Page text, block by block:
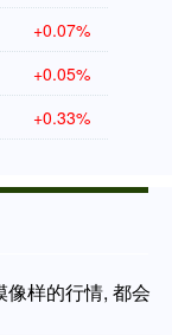
+0.07%
+0.05%
+0.33%
像样的行情, 都会